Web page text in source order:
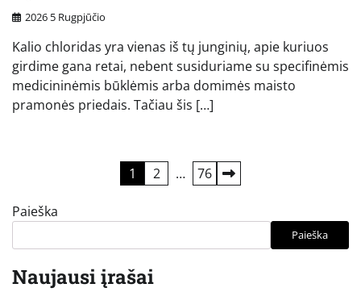
2026 5 Rugpjūčio
Kalio chloridas yra vienas iš tų junginių, apie kuriuos
girdime gana retai, nebent susiduriame su specifinėmis
medicininėmis būklėmis arba domimės maisto
pramonės priedais. Tačiau šis […]
puslapiavimas
1 2 … 76
Paieška
Paieška
Naujausi įrašai